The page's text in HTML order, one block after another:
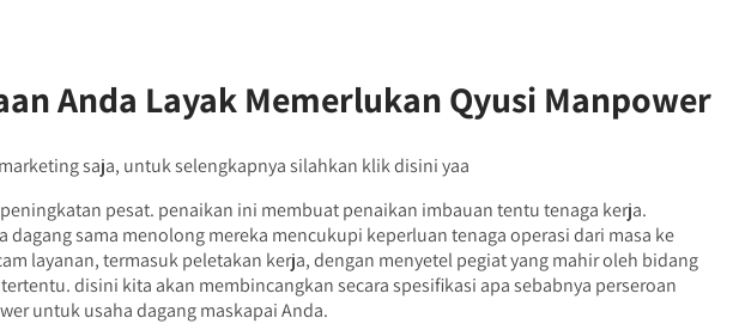
Anda Layak Memerlukan Qyusi Manpower
saja, untuk selengkapnya silahkan klik disini yaa
pesat. penaikan ini membuat penaikan imbauan tentu tenaga kerja.
sama menolong mereka mencukupi keperluan tenaga operasi dari masa ke
layanan, termasuk peletakan kerja, dengan menyetel pegiat yang mahir oleh bidang
disini kita akan membincangkan secara spesifikasi apa sebabnya perseroan
untuk usaha dagang maskapai Anda.